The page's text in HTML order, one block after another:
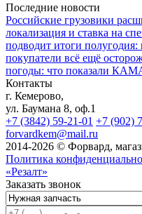
Последние новости
Российские грузовики
локализация и ставка на
подводит итоги полугодия:
покупатели всё ещё
погоды: что показали
Контакты
г. Кемерово,
ул. Баумана 8, оф.1
+7 (3842) 59-21-01 +7 (902)
forvardkem@mail.ru
2014-2026 © Форвард,
Политика
«Резалт»
Заказать звонок